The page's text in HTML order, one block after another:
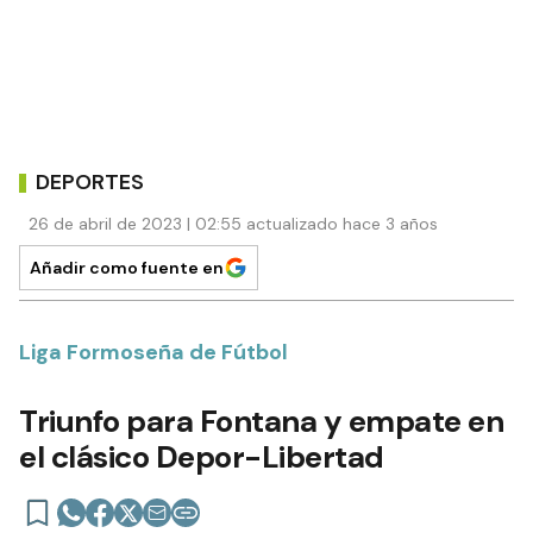
DEPORTES
26 de abril de 2023 | 02:55 actualizado hace 3 años
Añadir como fuente en
Liga Formoseña de Fútbol
Triunfo para Fontana y empate en
el clásico Depor-Libertad